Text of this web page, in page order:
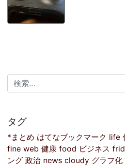
検索:
タグ
*まとめ はてなブックマーク life
fine web 健康 food ビジネス
ング 政治 news cloudy グラフ化